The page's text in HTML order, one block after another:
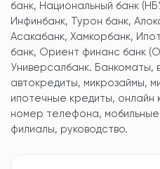
банк, Национальный банк
Инфинбанк, Турон банк,
Асакабанк, Хамкорбанк,
банк, Ориент финанс банк
Универсалбанк. Банкоматы,
автокредиты, микрозаймы,
ипотечные кредиты, онлайн
номер телефона, мобильные
филиалы, руководство.